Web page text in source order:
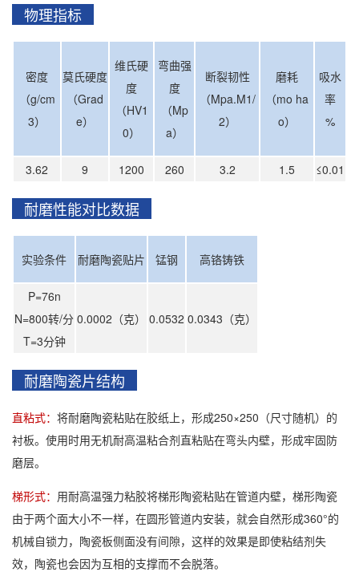
物理指标
密度
（g/cm
3）
莫氏硬度
（Grad
e）
维氏硬
度
（HV1
0）
弯曲强
度
（Mp
a）
断裂韧性
（Mpa.M1/
2）
磨耗
（mo ha
o）
吸水
率
%
3.62 9 1200 260 3.2 1.5 ≤0.01
耐磨性能对比数据
实验条件 耐磨陶瓷贴片 锰钢 高铬铸铁
P=76n
N=800转/分
T=3分钟
0.0002（克） 0.0532 0.0343（克）
耐磨陶瓷片结构
直粘式： 将耐磨陶瓷粘贴在胶纸上，形成250×250（尺寸随机）的
衬板。使用时用无机耐高温粘合剂直粘贴在弯头内壁，形成牢固防
磨层。
梯形式： 用耐高温强力粘胶将梯形陶瓷粘贴在管道内壁，梯形陶瓷
由于两个面大小不一样，在圆形管道内安装，就会自然形成360°的
机械自锁力，陶瓷板侧面没有间隙，这样的效果是即使粘结剂失
效，陶瓷也会因为互相的支撑而不会脱落。